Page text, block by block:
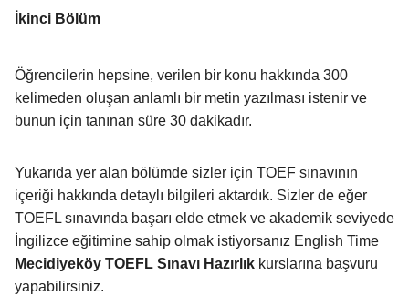
İkinci Bölüm
Öğrencilerin hepsine, verilen bir konu hakkında 300
kelimeden oluşan anlamlı bir metin yazılması istenir ve
bunun için tanınan süre 30 dakikadır.
Yukarıda yer alan bölümde sizler için TOEF sınavının
içeriği hakkında detaylı bilgileri aktardık. Sizler de eğer
TOEFL sınavında başarı elde etmek ve akademik seviyede
İngilizce eğitimine sahip olmak istiyorsanız English Time
Mecidiyeköy TOEFL Sınavı Hazırlık kurslarına başvuru
yapabilirsiniz.